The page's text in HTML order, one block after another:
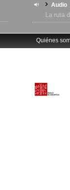
Audio
La ruta
Quiénes